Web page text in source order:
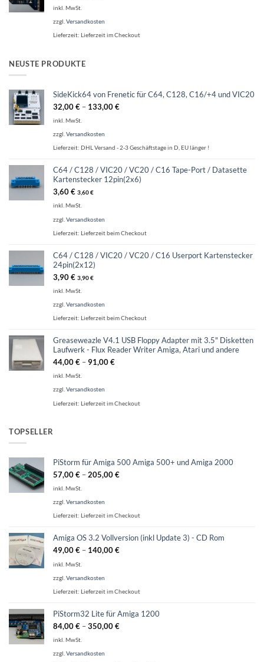
inkl. MwSt.
zzgl. Versandkosten
Lieferzeit: Lieferzeit im Checkout
NEUSTE PRODUKTE
SideKick64 von Frenetic für C64, C128, C16/+4 und VIC20
32,00€ – 133,00€
inkl. MwSt.
zzgl. Versandkosten
Lieferzeit: DHL Versand - 2-3 Geschäftstage in D, EU länger !
C64 / C128 / VIC20 / VC20 / C16 Tape-Port / Datasette
Kartenstecker 12pin(2x6)
3,60€ 3,60€
inkl. MwSt.
zzgl. Versandkosten
Lieferzeit: Lieferzeit beim Checkout
C64 / C128 / VIC20 / VC20 / C16 Userport Kartenstecker
24pin(2x12)
3,90€ 3,90€
inkl. MwSt.
zzgl. Versandkosten
Lieferzeit: Lieferzeit beim Checkout
Greaseweazle V4.1 USB Floppy Adapter mit 3.5" Disketten
Laufwerk - Flux Reader Writer Amiga, Atari und andere
44,00€ –91,00€
inkl. MwSt.
zzgl.Versandkosten
Lieferzeit: Lieferzeit im Checkout
TOPSELLER
PiStorm für Amiga 500 Amiga 500+ und Amiga 2000
57,00€ –205,00€
inkl. MwSt.
zzgl. Versandkosten
Lieferzeit: Lieferzeit im Checkout
Amiga OS 3.2 Vollversion (inkl Update 3) - CD Rom
49,00€ – 140,00€
inkl. MwSt.
zzgl. Versandkosten
Lieferzeit: Lieferzeit im Checkout
PiStorm32 Lite für Amiga 1200
84,00€ –350,00€
inkl. MwSt.
zzgl. Versandkosten